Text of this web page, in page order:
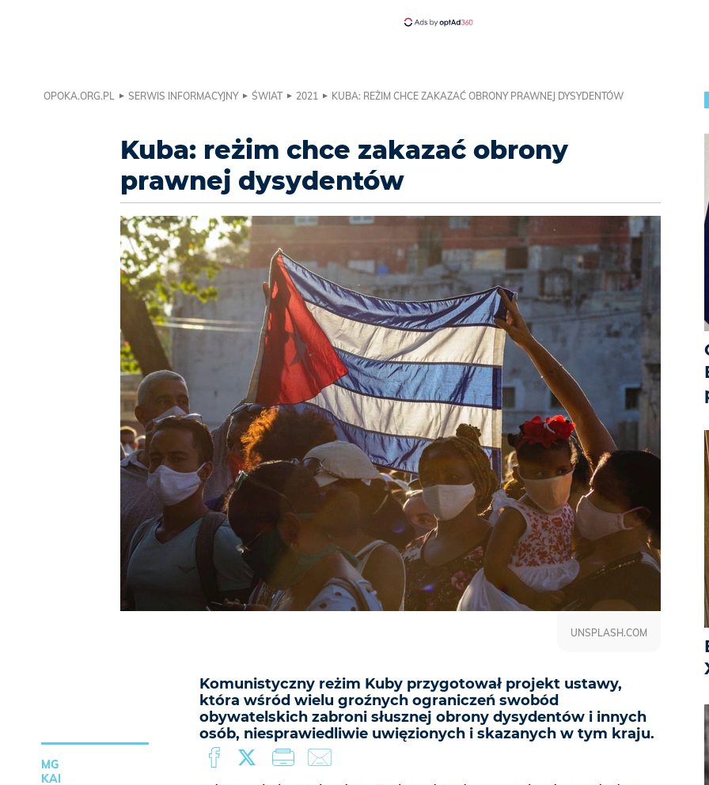
OPOKA.ORG.PL SERWIS INFORMACYJNY ŚWIAT 2021 KUBA: REŻIM CHCE ZAKAZAĆ OBRONY PRAWNEJ DYSYDENTÓW
Kuba: reżim chce zakazać obrony
prawnej dysydentów
Komunistyczny reżim Kuby przygotował projekt ustawy,
która wśród wielu groźnych ograniczeń swobód
obywatelskich zabroni słusznej obrony dysydentów i innych
osób, niesprawiedliwie uwięzionych i skazanych w tym kraju.
UNSPLASH.COM
MG
KAI